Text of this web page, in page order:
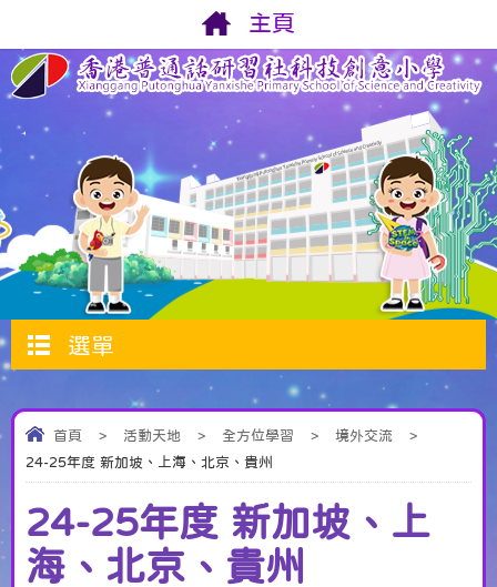
主頁
選單
首頁 > 活動天地 > 全方位學習 > 境外交流
>
24-25年度 新加坡、上海、北京、貴州
24-25年度 新加坡、上
海、北京、貴州